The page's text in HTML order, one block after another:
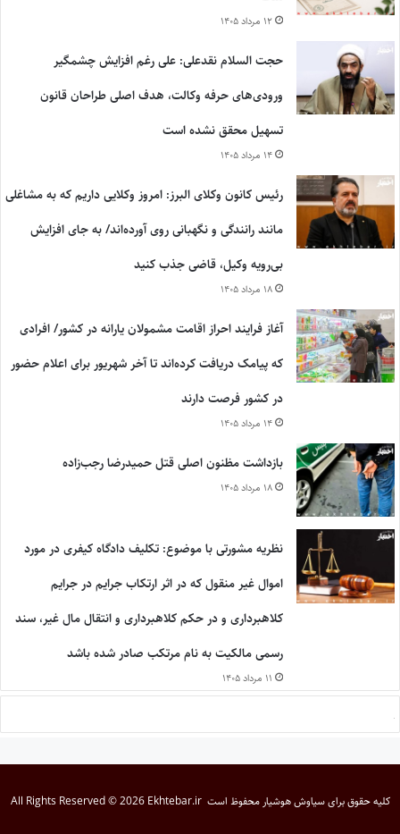
۱۲ مرداد ۱۴۰۵
حجت السلام نقدعلی: علی رغم افزایش چشمگیر
ورودی‌های حرفه وکالت، هدف اصلی طراحان قانون
تسهیل محقق نشده است
۱۴ مرداد ۱۴۰۵
رئیس کانون وکلای البرز: امروز وکلایی داریم که به مشاغلی
مانند رانندگی و نگهبانی روی آورده‌اند/ به جای افزایش
بی‌رویه وکیل، قاضی جذب کنید
۱۸ مرداد ۱۴۰۵
آغاز فرایند احراز اقامت مشمولان یارانه در کشور/ افرادی
که پیامک دریافت کرده‌اند تا آخر شهریور برای اعلام حضور
در کشور فرصت دارند
۱۴ مرداد ۱۴۰۵
بازداشت مظنون اصلی قتل حمیدرضا رجب‌زاده
۱۸ مرداد ۱۴۰۵
نظریه مشورتی با موضوع: تکلیف دادگاه کیفری در مورد
اموال غیر منقول که در اثر ارتکاب جرایم در جرایم
کلاهبرداری و در حکم کلاهبرداری و انتقال مال غیر، سند
رسمی مالکیت به نام مرتکب صادر شده باشد
۱۱ مرداد ۱۴۰۵
کلیه حقوق برایسیاوش هوشیار محفوظ است All Rights Reserved © 2026 Ekhtebar.ir